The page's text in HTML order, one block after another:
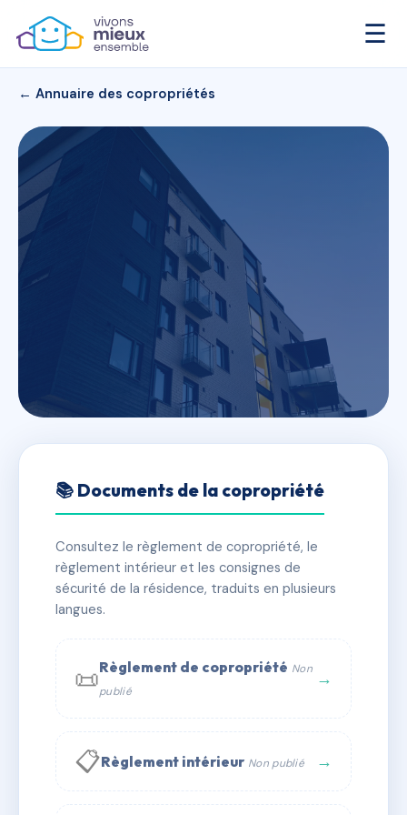
☰
← Annuaire des copropriétés
45 RUE BROCA
✓ Immatriculée 🏠 61 lots 🏗 1 bâtiment(s)
📞 Contacter Syndic Digital
📚 Documents de la copropriété
Consultez le règlement de copropriété, le
règlement intérieur et les consignes de
sécurité de la résidence, traduits en plusieurs
langues.
📜Règlement de copropriété Non
publié
→
📋Règlement intérieur Non publié →